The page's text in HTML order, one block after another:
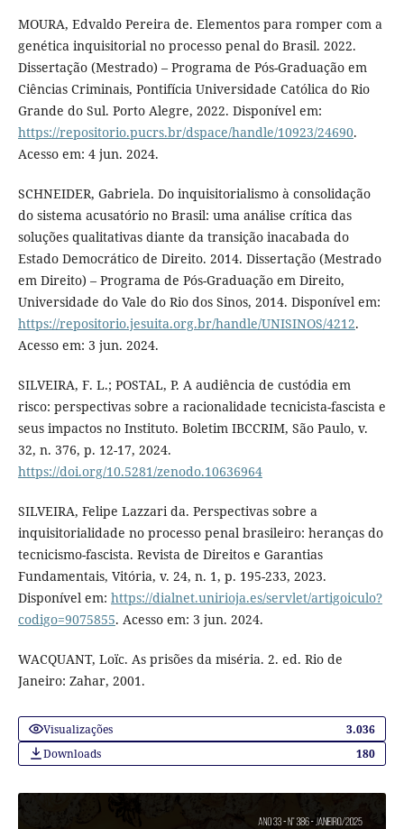
MOURA, Edvaldo Pereira de. Elementos para romper com a
genética inquisitorial no processo penal do Brasil. 2022.
Dissertação (Mestrado) – Programa de Pós-Graduação em
Ciências Criminais, Pontifícia Universidade Católica do Rio
Grande do Sul. Porto Alegre, 2022. Disponível em:
https://repositorio.pucrs.br/dspace/handle/10923/24690.
Acesso em: 4 jun. 2024.
SCHNEIDER, Gabriela. Do inquisitorialismo à consolidação
do sistema acusatório no Brasil: uma análise crítica das
soluções qualitativas diante da transição inacabada do
Estado Democrático de Direito. 2014. Dissertação (Mestrado
em Direito) – Programa de Pós-Graduação em Direito,
Universidade do Vale do Rio dos Sinos, 2014. Disponível em:
https://repositorio.jesuita.org.br/handle/UNISINOS/4212.
Acesso em: 3 jun. 2024.
SILVEIRA, F. L.; POSTAL, P. A audiência de custódia em
risco: perspectivas sobre a racionalidade tecnicista-fascista e
seus impactos no Instituto. Boletim IBCCRIM, São Paulo, v.
32, n. 376, p. 12-17, 2024.
https://doi.org/10.5281/zenodo.10636964
SILVEIRA, Felipe Lazzari da. Perspectivas sobre a
inquisitorialidade no processo penal brasileiro: heranças do
tecnicismo-fascista. Revista de Direitos e Garantias
Fundamentais, Vitória, v. 24, n. 1, p. 195-233, 2023.
Disponível em: https://dialnet.unirioja.es/servlet/artigoiculo?
codigo=9075855. Acesso em: 3 jun. 2024.
WACQUANT, Loïc. As prisões da miséria. 2. ed. Rio de
Janeiro: Zahar, 2001.
Visualizações
3.036
Downloads
180